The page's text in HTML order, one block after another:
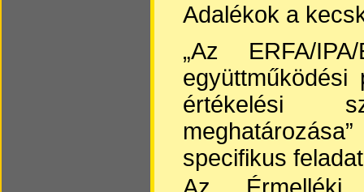
Adalékok a
„Az ERFA/
értékelési
specifikus
Az Érmelléki